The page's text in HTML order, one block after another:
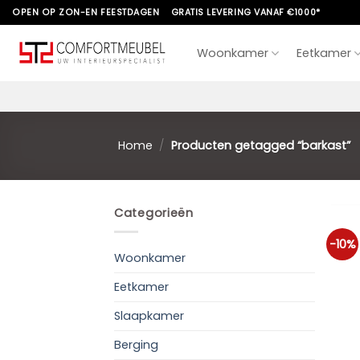
Skip
to
content
OPEN OP ZON-EN FEESTDAGEN GRATIS LEVERING VANAF €1000*
Woonkamer Eetkamer
Home / Producten getagged “barkast”
Categorieën
Woonkamer
Eetkamer
Slaapkamer
Berging
-10%